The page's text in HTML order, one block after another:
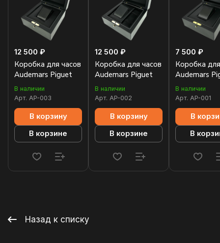
12 500 ₽
Коробка для часов
Audemars Piguet
В наличии
Арт. AP-003
В корзину
В корзине
12 500 ₽
Коробка для часов
Audemars Piguet
В наличии
Арт. AP-002
В корзину
В корзине
7 500 ₽
Коробка
Audemars
В наличии
Арт. AP-001
В
В
Назад к списку